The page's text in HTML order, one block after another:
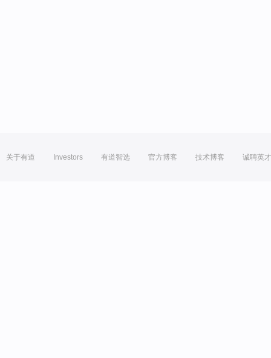
关于有道 Investors 有道智选 官方博客 技术博客 诚聘英才